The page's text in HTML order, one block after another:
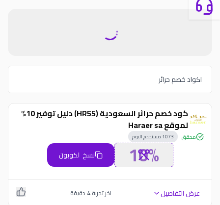
اكواد خصم حرائر
كود خصم حرائر السعودية (HR55) دليل توفير 10%
لموقع Haraer sa
محقق 1073 مستخدم اليوم
10% نسخ الكوبون
عرض التفاصيل اخر تجربة4 دقيقة